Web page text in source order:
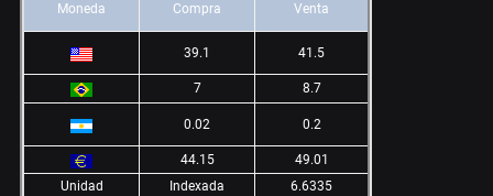
Moneda Compra Venta
39.1 41.5
7 8.7
0.02 0.2
44.15
49.01
Unidad
Indexada 6.6335